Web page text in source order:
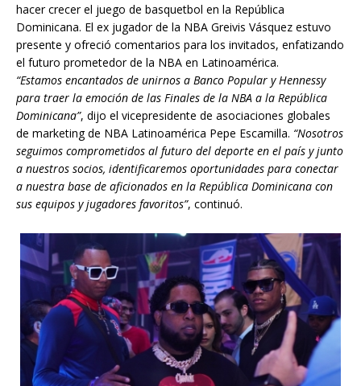
hacer crecer el juego de basquetbol en la República
Dominicana. El ex jugador de la NBA Greivis Vásquez estuvo
presente y ofreció comentarios para los invitados, enfatizando
el futuro prometedor de la NBA en Latinoamérica.
“Estamos encantados de unirnos a Banco Popular y Hennessy
para traer la emoción de las Finales de la NBA a la República
Dominicana”, dijo el vicepresidente de asociaciones globales
de marketing de NBA Latinoamérica Pepe Escamilla. “Nosotros
seguimos comprometidos al futuro del deporte en el país y junto
a nuestros socios, identificaremos oportunidades para conectar
a nuestra base de aficionados en la República Dominicana con
sus equipos y jugadores favoritos”, continuó.